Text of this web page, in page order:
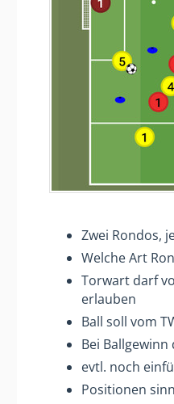
Zwei Rondos,
Welche Art
Torwart darf
erlauben
Ball soll vom
Bei
evtl. noch
Positionen